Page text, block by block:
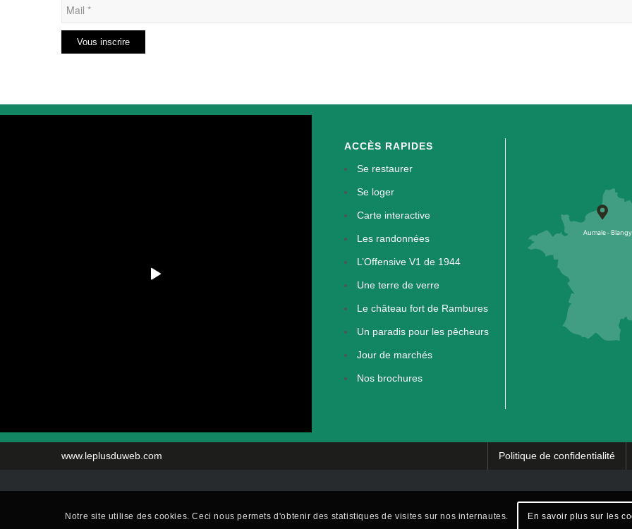
ACCÈS RAPIDES
Se restaurer
Se loger
Carte interactive
Les randonnées
L’Offensive V1 de 1944
Une terre de verre
Le château fort de Rambures
Un paradis pour les pêcheurs
Jour de marchés
Nos brochures
www.leplusduweb.com Politique de confidentialité
Notre site utilise des cookies. Ceci nous permets d'obtenir des statistiques de visites sur nos internautes. En savoir plus sur les